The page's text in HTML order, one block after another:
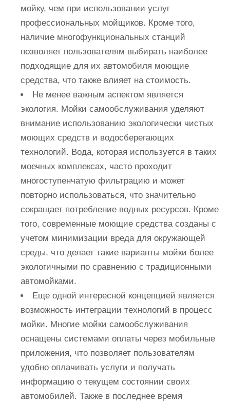
мойку, чем при использовании услуг
профессиональных мойщиков. Кроме того,
наличие многофункциональных станций
позволяет пользователям выбирать наиболее
подходящие для их автомобиля моющие
средства, что также влияет на стоимость.
Не менее важным аспектом является
экология. Мойки самообслуживания уделяют
внимание использованию экологически чистых
моющих средств и водосберегающих
технологий. Вода, которая используется в таких
моечных комплексах, часто проходит
многоступенчатую фильтрацию и может
повторно использоваться, что значительно
сокращает потребление водных ресурсов. Кроме
того, современные моющие средства созданы с
учетом минимизации вреда для окружающей
среды, что делает такие варианты мойки более
экологичными по сравнению с традиционными
автомойками.
Еще одной интересной концепцией является
возможность интеграции технологий в процесс
мойки. Многие мойки самообслуживания
оснащены системами оплаты через мобильные
приложения, что позволяет пользователям
удобно оплачивать услуги и получать
информацию о текущем состоянии своих
автомобилей. Также в последнее время